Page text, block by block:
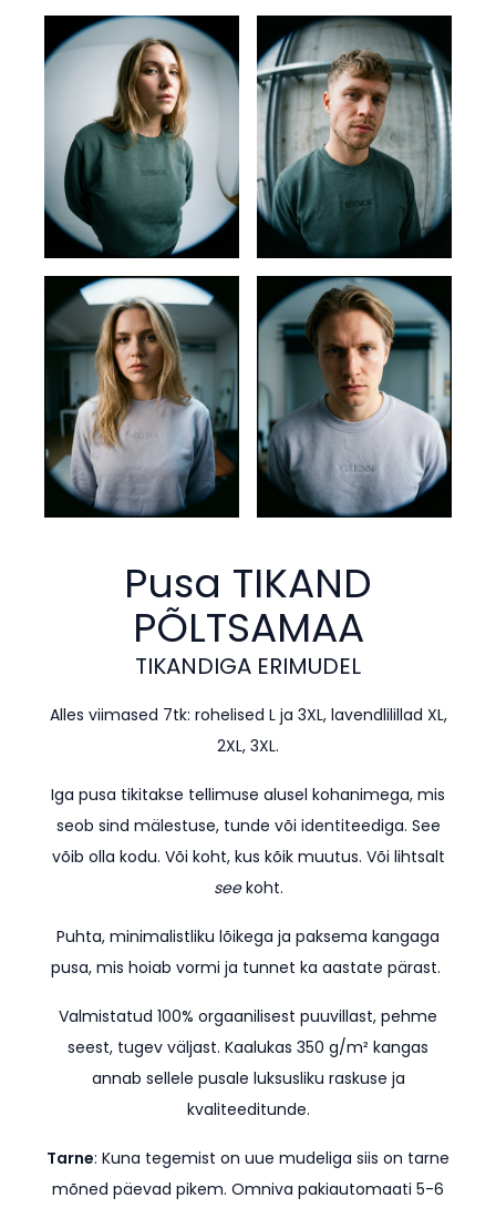
Pusa TIKAND
PÕLTSAMAA
TIKANDIGA ERIMUDEL
Alles viimased 7tk: rohelised L ja 3XL, lavendlilillad XL,
2XL, 3XL.
Iga pusa tikitakse tellimuse alusel kohanimega, mis
seob sind mälestuse, tunde või identiteediga. See
võib olla kodu. Või koht, kus kõik muutus. Või lihtsalt
seekoht.
Puhta, minimalistliku lõikega ja paksema kangaga
pusa, mis hoiab vormi ja tunnet ka aastate pärast.
Valmistatud 100% orgaanilisest puuvillast, pehme
seest, tugev väljast. Kaalukas 350 g/m² kangas
annab sellele pusale luksusliku raskuse ja
kvaliteeditunde.
Tarne: Kuna tegemist on uue mudeliga siis on tarne
mõned päevad pikem. Omniva pakiautomaati 5-6